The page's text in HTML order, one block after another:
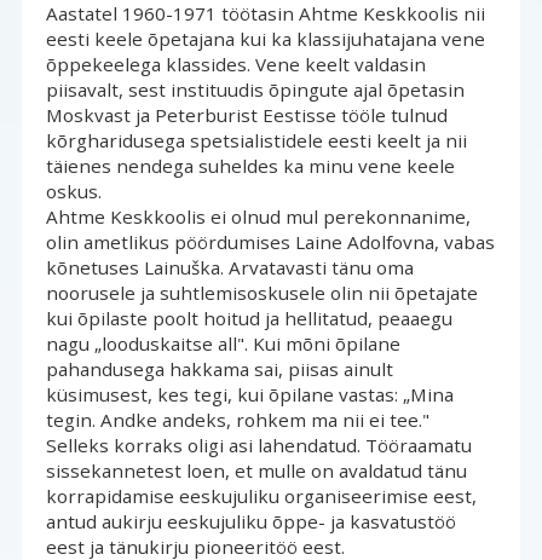
Aastatel 1960-1971 töötasin Ahtme Keskkoolis nii
eesti keele õpetajana kui ka klassijuhatajana vene
õppekeelega klassides. Vene keelt valdasin
piisavalt, sest instituudis õpingute ajal õpetasin
Moskvast ja Peterburist Eestisse tööle tulnud
kõrgharidusega spetsialistidele eesti keelt ja nii
täienes nendega suheldes ka minu vene keele
oskus.
Ahtme Keskkoolis ei olnud mul perekonnanime,
olin ametlikus pöördumises Laine Adolfovna, vabas
kõnetuses Lainuška. Arvatavasti tänu oma
noorusele ja suhtlemisoskusele olin nii õpetajate
kui õpilaste poolt hoitud ja hellitatud, peaaegu
nagu „looduskaitse all". Kui mõni õpilane
pahandusega hakkama sai, piisas ainult
küsimusest, kes tegi, kui õpilane vastas: „Mina
tegin. Andke andeks, rohkem ma nii ei tee."
Selleks korraks oligi asi lahendatud. Tööraamatu
sissekannetest loen, et mulle on avaldatud tänu
korrapidamise eeskujuliku organiseerimise eest,
antud aukirju eeskujuliku õppe- ja kasvatustöö
eest ja tänukirju pioneeritöö eest.